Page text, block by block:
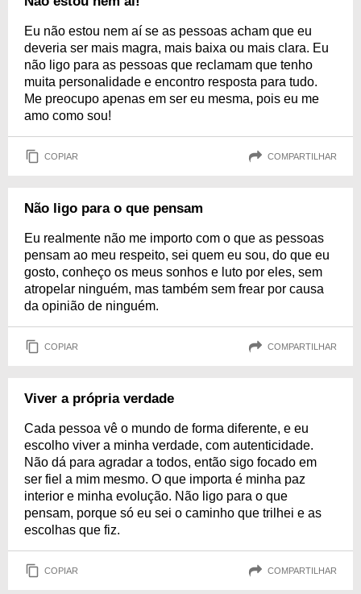
Eu não estou nem aí se as pessoas acham que eu
deveria ser mais magra, mais baixa ou mais clara. Eu
não ligo para as pessoas que reclamam que tenho
muita personalidade e encontro resposta para tudo.
Me preocupo apenas em ser eu mesma, pois eu me
amo como sou!
COPIAR COMPARTILHAR
Não ligo para o que pensam
Eu realmente não me importo com o que as pessoas
pensam ao meu respeito, sei quem eu sou, do que eu
gosto, conheço os meus sonhos e luto por eles, sem
atropelar ninguém, mas também sem frear por causa
da opinião de ninguém.
COPIAR COMPARTILHAR
Viver a própria verdade
Cada pessoa vê o mundo de forma diferente, e eu
escolho viver a minha verdade, com autenticidade.
Não dá para agradar a todos, então sigo focado em
ser fiel a mim mesmo. O que importa é minha paz
interior e minha evolução. Não ligo para o que
pensam, porque só eu sei o caminho que trilhei e as
escolhas que fiz.
COPIAR COMPARTILHAR